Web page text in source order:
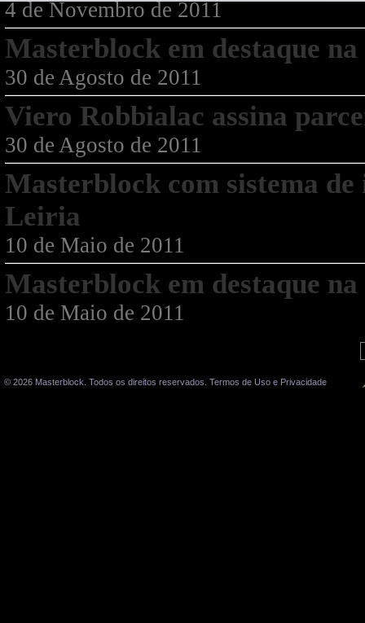
4 de Novembro de 2011
Masterblock em destaque
30 de Agosto de 2011
Viero Robbialac assina
30 de Agosto de 2011
Masterblock com sistema
Leiria
10 de Maio de 2011
Masterblock em destaque
10 de Maio de 2011
© 2026 Masterblock. Todos os direitos reservados. Termos de Uso e Privacidade